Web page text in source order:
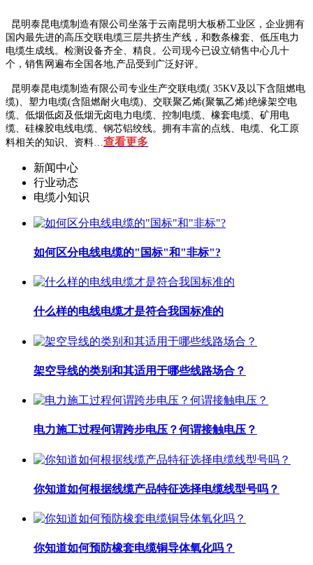
昆明泰昆电缆制造有限公司坐落于云南昆明大板桥工业区，企业拥有
国内最先进的高压交联电缆三层共挤生产线，和数条橡套、低压电力
电缆生成线。检测设备齐全、精良。公司现今已设立销售中心几十
个，销售网遍布全国各地,产品受到广泛好评。
昆明泰昆电缆制造有限公司专业生产交联电缆( 35KV及以下含阻燃电
缆)、塑力电缆(含阻燃耐火电缆)、交联聚乙烯(聚氯乙烯)绝缘架空电
缆、低烟低卤及低烟无卤电力电缆、控制电缆、橡套电缆、矿用电
缆、硅橡胶电线电缆、钢芯铝绞线。拥有丰富的点线、电缆、化工原
料相关的知识、资料… 查看更多
新闻中心
行业动态
电缆小知识
如何区分电线电缆的"国标"和"非标"?
什么样的电线电缆才是符合我国标准的
架空导线的类别和其适用于哪些线路场合？
电力施工过程何谓跨步电压？何谓接触电压？
你知道如何根据线缆产品特征选择电缆线型号吗？
你知道如何预防橡套电缆铜导体氧化吗？